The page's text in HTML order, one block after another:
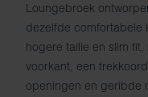
Loungebroek
dezelfde comfortabele
hogere taille en slim
voorkant, een
openingen en geribde